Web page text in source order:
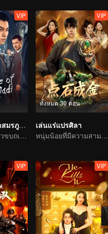
VIP
เดิมพันชะตาฝ่าสมรภูมิชีวิต
ทายาทเศรษฐีหัวขบถเปิดสูตรโกงครองวงการธุรกิจ
ทั้งหมด 30 ตอน
VIP
เล่นแร่แปรศิลา
หนุ่มน้อยที่มีความสามารถพิเศษในการประเมินหิน
VIP VIP